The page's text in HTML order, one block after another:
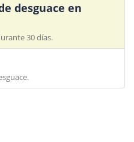
desguace en
30 días.